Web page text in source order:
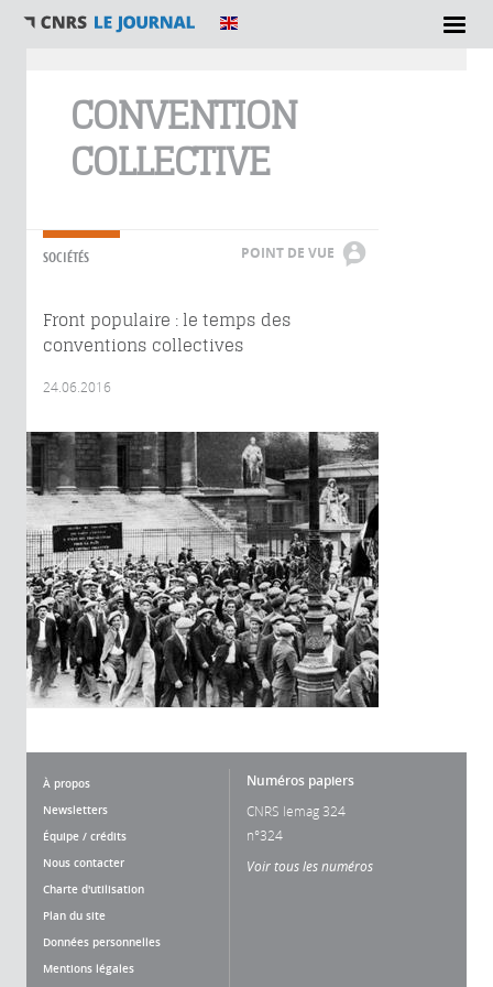
CONVENTION
COLLECTIVE
SOCIÉTÉS POINT DE VUE
Front populaire : le temps des
conventions collectives
24.06.2016
À propos
Newsletters
Équipe / crédits
Nous contacter
Charte d'utilisation
Plan du site
Données personnelles
Mentions légales
Numéros papiers
CNRS lemag 324
n°324
Voir tous les numéros